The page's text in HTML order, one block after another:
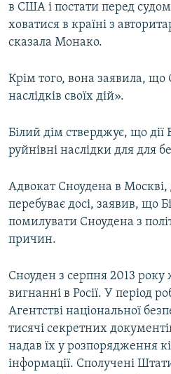
Усі сайти RFE/RL
в США і постати перед
ховатися в країні з
сказала Монако.
Крім того, вона заявила, що
наслідків своїх дій».
Білий дім стверджує, що
руйнівні наслідки для для
Адвокат Сноудена в
перебуває досі, заявив, що
помилувати Сноудена з
причин.
Сноуден з серпня 2013
вигнанні в Росії. У період
Агентстві національної
тисячі секретних
надав їх у розпорядження
інформації. Сполучені